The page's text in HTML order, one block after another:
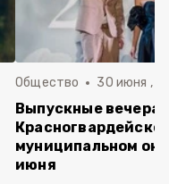
Общество 30 июня ,
Выпускные вечера
муниципальном
июня